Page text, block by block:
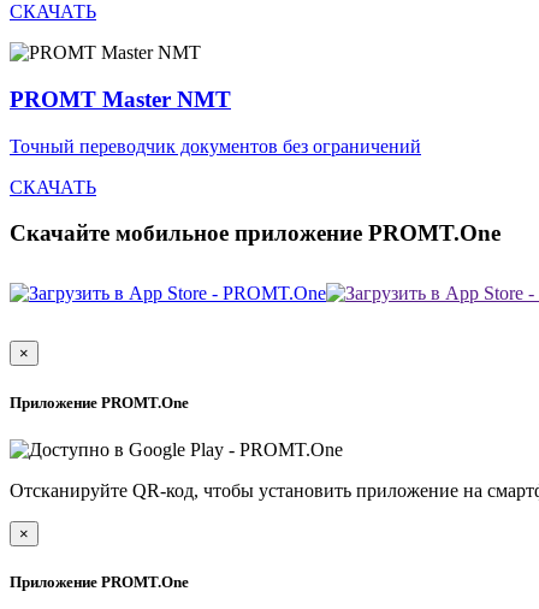
СКАЧАТЬ
PROMT Master NMT
Точный переводчик документов без ограничений
СКАЧАТЬ
Скачайте мобильное приложение PROMT.One
×
Приложение PROMT.One
Отсканируйте QR-код, чтобы установить приложение на
×
Приложение PROMT.One